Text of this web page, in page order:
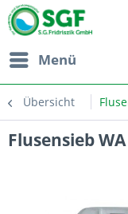
Menü
Übersicht
Flusensieb WA